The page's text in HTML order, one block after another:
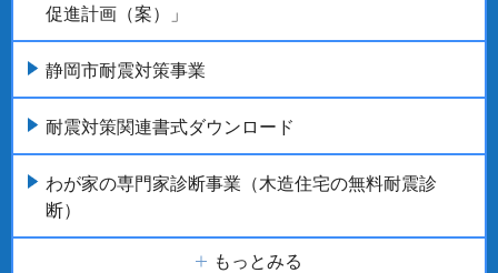
促進計画（案）」
静岡市耐震対策事業
耐震対策関連書式ダウンロード
わが家の専門家診断事業（木造住宅の無料耐震診
断）
もっとみる